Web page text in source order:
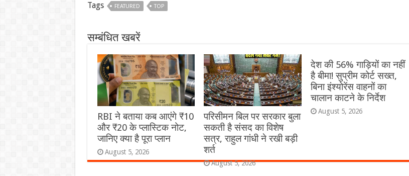
Tags FEATURED TOP
सम्बंधित खबरें
RBI ने बताया कब आएंगे ₹10
और ₹20 के प्लास्टिक नोट,
जानिए क्या है पूरा प्लान
August 5, 2026
परिसीमन बिल पर सरकार बुला
सकती है संसद का विशेष
सत्र, राहुल गांधी ने रखी बड़ी
शर्त
August 5, 2026
देश की 56% गाड़ियों का नहीं
है बीमा! सुप्रीम कोर्ट सख्त,
बिना इंश्योरेंस वाहनों का
चालान काटने के निर्देश
August 5, 2026